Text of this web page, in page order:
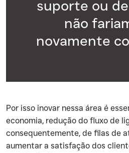
suporte ou
não
novamente
‍Por isso inovar nessa área é
economia, redução do fluxo de
consequentemente, de filas de
aumentar a satisfação dos